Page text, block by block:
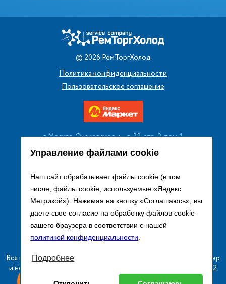
Управление файлами cookie
Наш сайт обрабатывает файлы cookie (в том
числе, файлы cookie, используемые «Яндекс
Метрикой»). Нажимая на кнопку «Соглашаюсь», вы
даете свое согласие на обработку файлов cookie
вашего браузера в соответствии с нашей
политикой конфиденциальности.
Подробнее
© 2026 РемТоргХолод
Политика конфиденциальности
Пользовательское соглашение
г. Москва, Очаковское ш., д. 32, стр. 2, пом. 1
+7 (495) 256 08 13
Заказать звонок
sales@remtorgholod.ru
Разработка и продвижение сайта
Вся информация на сайте о товарах носит справочный характер
и не является публичной офертой в соответствии с пунктом 2
статьи 437 ГК РФ.
Оставь заявку